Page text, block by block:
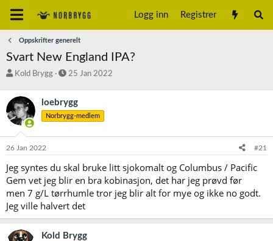
Logg inn Registrer
Oppskrifter generelt
Svart New England IPA?
T
å
d
s
a
r
e
r
Kold Brygg
S
r
t
a
25 Jan 2022
loebrygg
Norbrygg-medlem
26 Jan 2022 #21
Jeg syntes du skal bruke litt sjokomalt og Columbus / Pacific
Gem vet jeg blir en bra kobinasjon, det har jeg prøvd før
men 7 g/L tørrhumle tror jeg blir alt for mye og ikke no godt.
Jeg ville halvert det
Kold Brygg